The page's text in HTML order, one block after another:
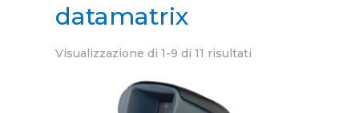
datamatrix
Visualizzazione di 1-9 di 11 risultati